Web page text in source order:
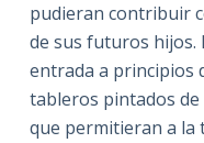
pudieran contribuir
de sus futuros hijos.
entrada a principios
tableros pintados de
que permitieran a la